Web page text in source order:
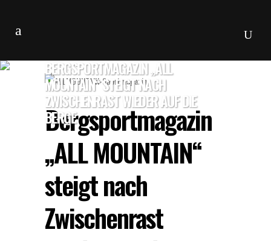
BERGSPORTMAGAZIN „ALL
MOUNTAIN“ STEIGT NACH
ZWISCHENRAST WIEDER AUF DIE
BERGE
Bergsportmagazin
„ALL MOUNTAIN“
steigt nach
Zwischenrast